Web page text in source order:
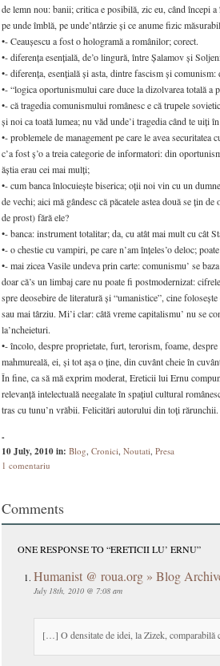
de lemn nou: banii; critica e posibilă, zic eu, când începi
pe unde îmblă, pe unde’ntârzie și ce anume fizic
•- Ceaușescu a fost o hologramă a românilor; corect.
•- diferența esențială, de’o lingură, între Șalamov și
•- diferența, esențială și asta, dintre fascism și
•- “logica oportunismului care duce la dizolvarea totală a
•- că tragedia comunismului românesc e că trupele
și noi ca toată lumea; nu văd unde’i tragedia când te uiți
•- problemele de management pe care le avea
c’a fost ș’o a treia categorie de informatori: din
ăștia erau cei mai mulți;
•- cum banca înlocuiește biserica; oții noi vin cu un
de vechi; aici mă gândesc că păcatele astea două se țin
de prost) fără ele?
•- banca: instrument totalitar; da, cu atât mai mult cu cât
•- o chestie cu vampiri, pe care n’am înțeles’o deloc;
•- mai zicea Vasile undeva prin carte: comunismu’ se
doar că’s un limbaj care nu poate fi postmodernizat:
spre deosebire de literatură și “umanistice”, cine
sau mai târziu. Mi’i clar: câtă vreme capitalismu’ nu se
la’ncheieturi.
•- încolo, despre proprietate, furt, terorism, foame,
mahmureală, ei, și tot așa o ține, din cuvânt cheie în
În fine, ca să mă exprim moderat, Ereticii lui Ernu
relevanță intelectuală neegalate în spațiul cultural
tras cu tunu’n vrăbii. Felicitări autorului din toți rărunchii.
-
10 July, 2010in: Blog, Cronici, Noutati, Presa
1 comentariu
Comments
ONE RESPONSE TO “ERETICII LU’ ERNU”
Humanist @ roua.org » Blog
July 18th, 2010 @ 7:08 am
[…] O densitate de idei, la Zizek,